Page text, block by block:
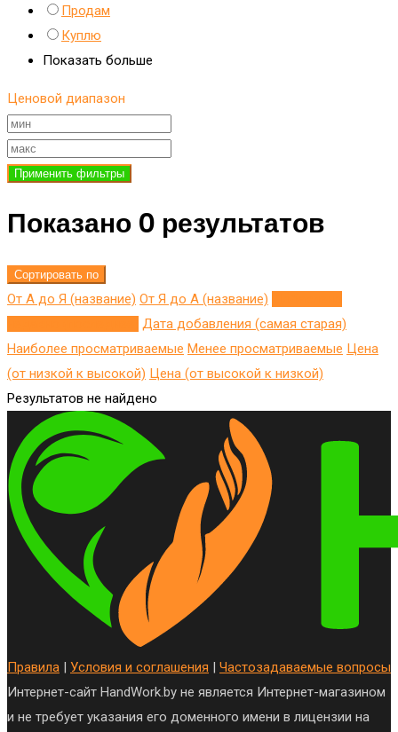
Продам
Куплю
Показать больше
Ценовой диапазон
Применить фильтры
Показано 0 результатов
Сортировать по
От А до Я (название) От Я до A (название)
Дата добавления (самая старая)
Наиболее просматриваемые Менее просматриваемые Цена
(от низкой к высокой) Цена (от высокой к низкой)
Результатов не найдено
Правила | Условия и соглашения | Частозадаваемые вопросы
Интернет-сайт HandWork.by не является Интернет-магазином
и не требует указания его доменного имени в лицензии на